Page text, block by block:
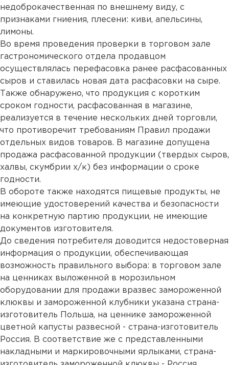
недоброкачественная по внешнему виду, с
признаками гниения, плесени: киви, апельсины,
лимоны.
Во время проведения проверки в торговом зале
гастрономического отдела продавцом
осуществлялась перефасовка ранее расфасованных
сыров и ставилась новая дата расфасовки на сыре.
Также обнаружено, что продукция с коротким
сроком годности, расфасованная в магазине,
реализуется в течение нескольких дней торговли,
что противоречит требованиям Правил продажи
отдельных видов товаров. В магазине допущена
продажа расфасованной продукции (твердых сыров,
халвы, скумбрии х/к) без информации о сроке
годности.
В обороте также находятся пищевые продукты, не
имеющие удостоверений качества и безопасности
на конкретную партию продукции, не имеющие
документов изготовителя.
До сведения потребителя доводится недостоверная
информация о продукции, обеспечивающая
возможность правильного выбора: в торговом зале
на ценниках выложенной в морозильном
оборудовании для продажи вразвес замороженной
клюквы и замороженной клубники указана страна-
изготовитель Польша, на ценнике замороженной
цветной капусты развесной - страна-изготовитель
Россия. В соответствие же с представленными
накладными и маркировочными ярлыками, страна-